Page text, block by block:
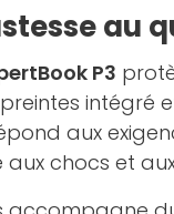
au
P3
aux
chocs et